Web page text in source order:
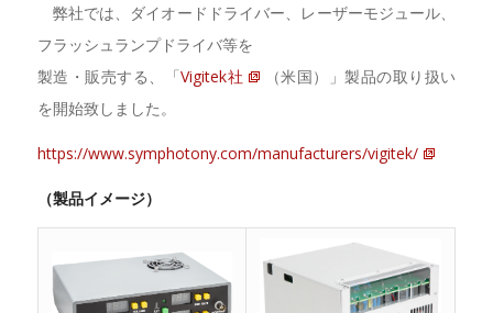
弊社では、ダイオードドライバー、レーザーモジュール、
フラッシュランプドライバ等を
製造・販売する、「Vigitek社
（米国）」製品の取り扱い
を開始致しました。
https://www.symphotony.com/manufacturers/vigitek/
（製品イメージ）